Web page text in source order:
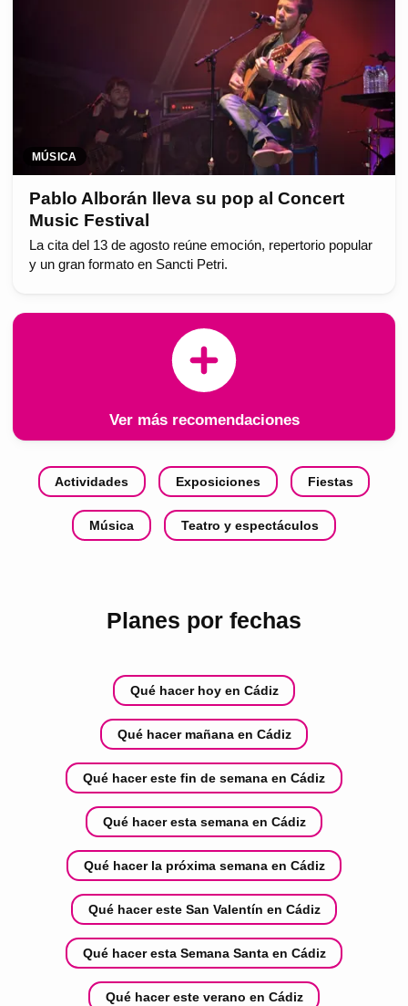
MÚSICA
Pablo Alborán lleva su pop al Concert
Music Festival
La cita del 13 de agosto reúne emoción, repertorio popular
y un gran formato en Sancti Petri.
Ver más recomendaciones
Actividades Exposiciones Fiestas
Música Teatro y espectáculos
Planes por fechas
Qué hacer hoy en Cádiz
Qué hacer mañana en Cádiz
Qué hacer este fin de semana en Cádiz
Qué hacer esta semana en Cádiz
Qué hacer la próxima semana en Cádiz
Qué hacer este San Valentín en Cádiz
Qué hacer esta Semana Santa en Cádiz
Qué hacer este verano en Cádiz